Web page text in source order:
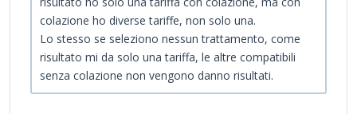
colazione ho diverse tariffe, non solo una.
Lo stesso se seleziono nessun trattamento, come
risultato mi da solo una tariffa, le altre compatibili
senza colazione non vengono danno risultati.